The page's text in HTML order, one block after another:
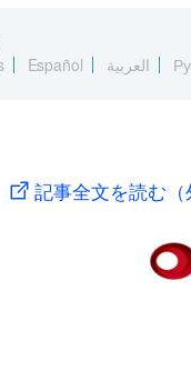
Español العربية
記事全文を読む（